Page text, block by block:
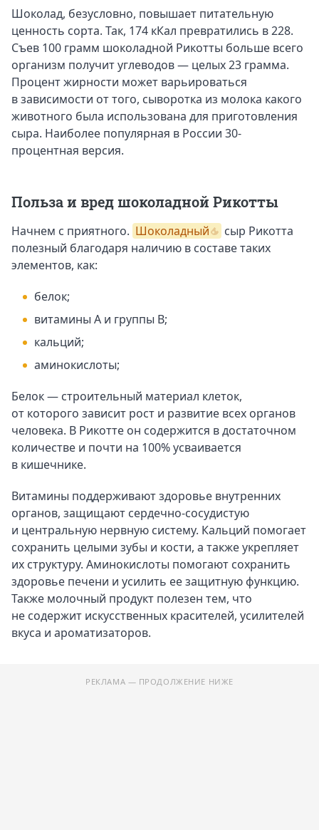
Шоколад, безусловно, повышает питательную
ценность сорта. Так, 174 кКал превратились в 228.
Съев 100 грамм шоколадной Рикотты больше всего
организм получит углеводов — целых 23 грамма.
Процент жирности может варьироваться
в зависимости от того, сыворотка из молока какого
животного была использована для приготовления
сыра. Наиболее популярная в России 30-
процентная версия.
Польза и вред шоколадной Рикотты
Начнем с приятного. Шоколадный
сыр Рикотта
полезный благодаря наличию в составе таких
элементов, как:
белок;
витамины А и группы В;
кальций;
аминокислоты;
Белок — строительный материал клеток,
от которого зависит рост и развитие всех органов
человека. В Рикотте он содержится в достаточном
количестве и почти на 100% усваивается
в кишечнике.
Витамины поддерживают здоровье внутренних
органов, защищают сердечно-сосудистую
и центральную нервную систему. Кальций помогает
сохранить целыми зубы и кости, а также укрепляет
их структуру. Аминокислоты помогают сохранить
здоровье печени и усилить ее защитную функцию.
Также молочный продукт полезен тем, что
не содержит искусственных красителей, усилителей
вкуса и ароматизаторов.
РЕКЛАМА — ПРОДОЛЖЕНИЕ НИЖЕ